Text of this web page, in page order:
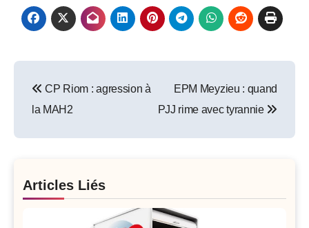
navigation
CP Riom : agression à
la MAH2
EPM Meyzieu : quand
PJJ rime avec tyrannie
Articles Liés